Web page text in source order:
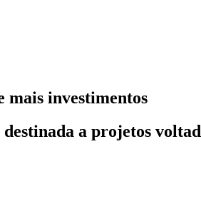
investimentos
a projetos